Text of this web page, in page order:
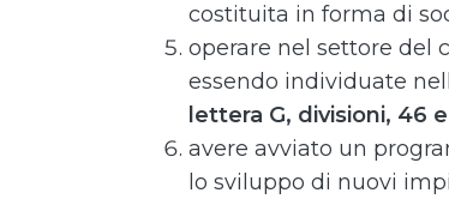
costituita in forma di
operare nel settore del
essendo individuate
lettera G, divisioni, 46
avere avviato un
lo sviluppo di nuovi